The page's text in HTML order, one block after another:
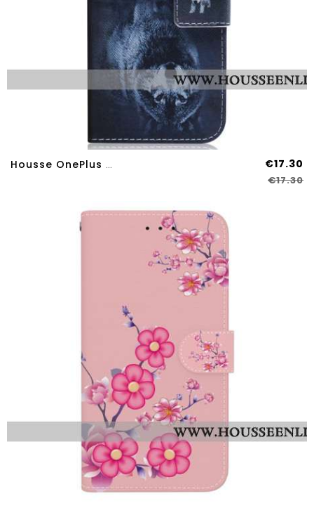
Housse OnePlus Nord 4 Chien Et Loup €17.30
€17.30